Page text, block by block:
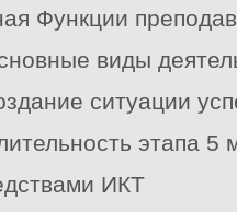
Функции
виды
ситуации
этапа 5
ИКТ